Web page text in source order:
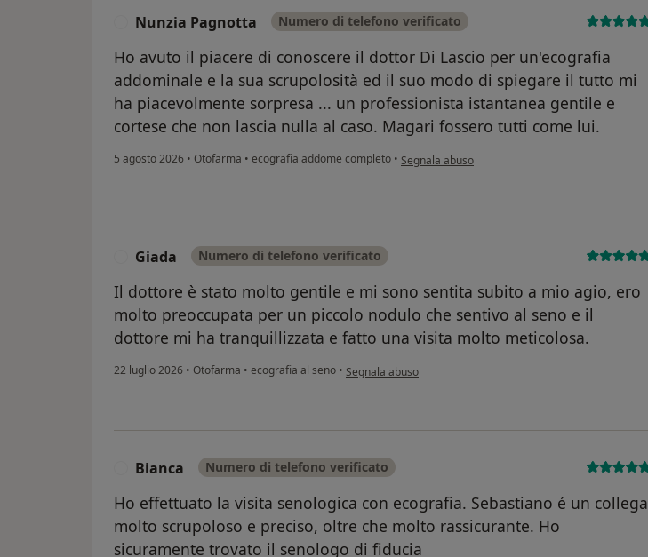
Nunzia Pagnotta Numero di telefono verificato
Ho avuto il piacere di conoscere il dottor Di Lascio per un'ecografia
addominale e la sua scrupolosità ed il suo modo di spiegare il tutto mi
ha piacevolmente sorpresa ... un professionista istantanea gentile e
cortese che non lascia nulla al caso. Magari fossero tutti come lui.
5 agosto 2026 • Otofarma • ecografia addome completo • secondo l'opinione dell'utente Nunzia Pagnotta
Segnala abuso
Giada Numero di telefono verificato
Il dottore è stato molto gentile e mi sono sentita subito a mio agio, ero
molto preoccupata per un piccolo nodulo che sentivo al seno e il
dottore mi ha tranquillizzata e fatto una visita molto meticolosa.
22 luglio 2026 • Otofarma • ecografia al seno • secondo l'opinione dell'utente Giada
Segnala abuso
Bianca Numero di telefono verificato
Ho effettuato la visita senologica con ecografia. Sebastiano é un collega
molto scrupoloso e preciso, oltre che molto rassicurante. Ho
sicuramente trovato il senologo di fiducia